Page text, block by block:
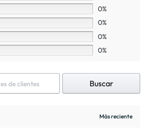
0%
0%
0%
0%
Buscar